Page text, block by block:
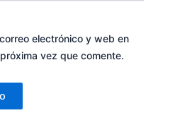
electrónico y web en
vez que comente.